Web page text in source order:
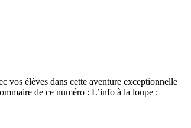
vos élèves dans cette aventure exceptionnelle
de ce numéro : L’info à la loupe :